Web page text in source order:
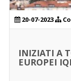
20-07-2023
INIZIATI A
EUROPEI